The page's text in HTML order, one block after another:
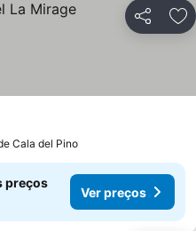
Partilhar
Cala del Pino
preços
Ver preços